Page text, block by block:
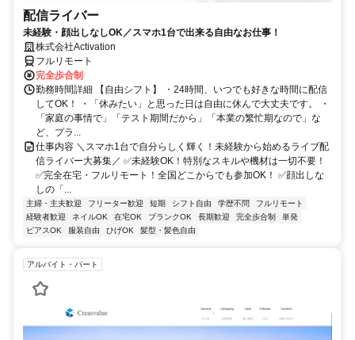
配信ライバー
未経験・顔出しなしOK／スマホ1台で出来る自由なお仕事！
株式会社Activation
フルリモート
完全歩合制
勤務時間詳細 【自由シフト】 ・24時間、いつでも好きな時間に配信
してOK！ ・「休みたい」と思った日は自由に休んで大丈夫です。 ・
「家庭の事情で」「テスト期間だから」「本業の繁忙期なので」な
ど、プラ...
仕事内容 ＼スマホ1台で自分らしく輝く！未経験から始めるライブ配
信ライバー大募集／ ✅未経験OK！特別なスキルや機材は一切不要！
✅完全在宅・フルリモート！全国どこからでも参加OK！ ✅顔出しな
しの「...
主婦・主夫歓迎 フリーター歓迎 短期 シフト自由 学歴不問
フルリモート
経験者歓迎
ネイルOK 在宅OK ブランクOK 長期歓迎 完全歩合制
単発
ピアスOK
服装自由 ひげOK 髪型・髪色自由
アルバイト・パート